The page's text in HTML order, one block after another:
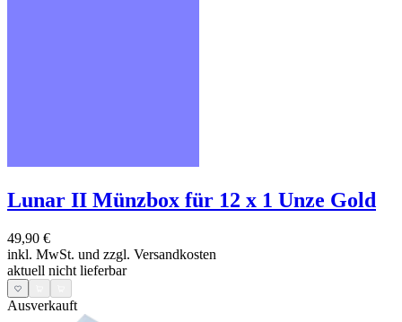
Lunar II Münzbox für 12 x 1 Unze Gold
49,90 €
inkl. MwSt. und zzgl. Versandkosten
aktuell nicht lieferbar
Ausverkauft